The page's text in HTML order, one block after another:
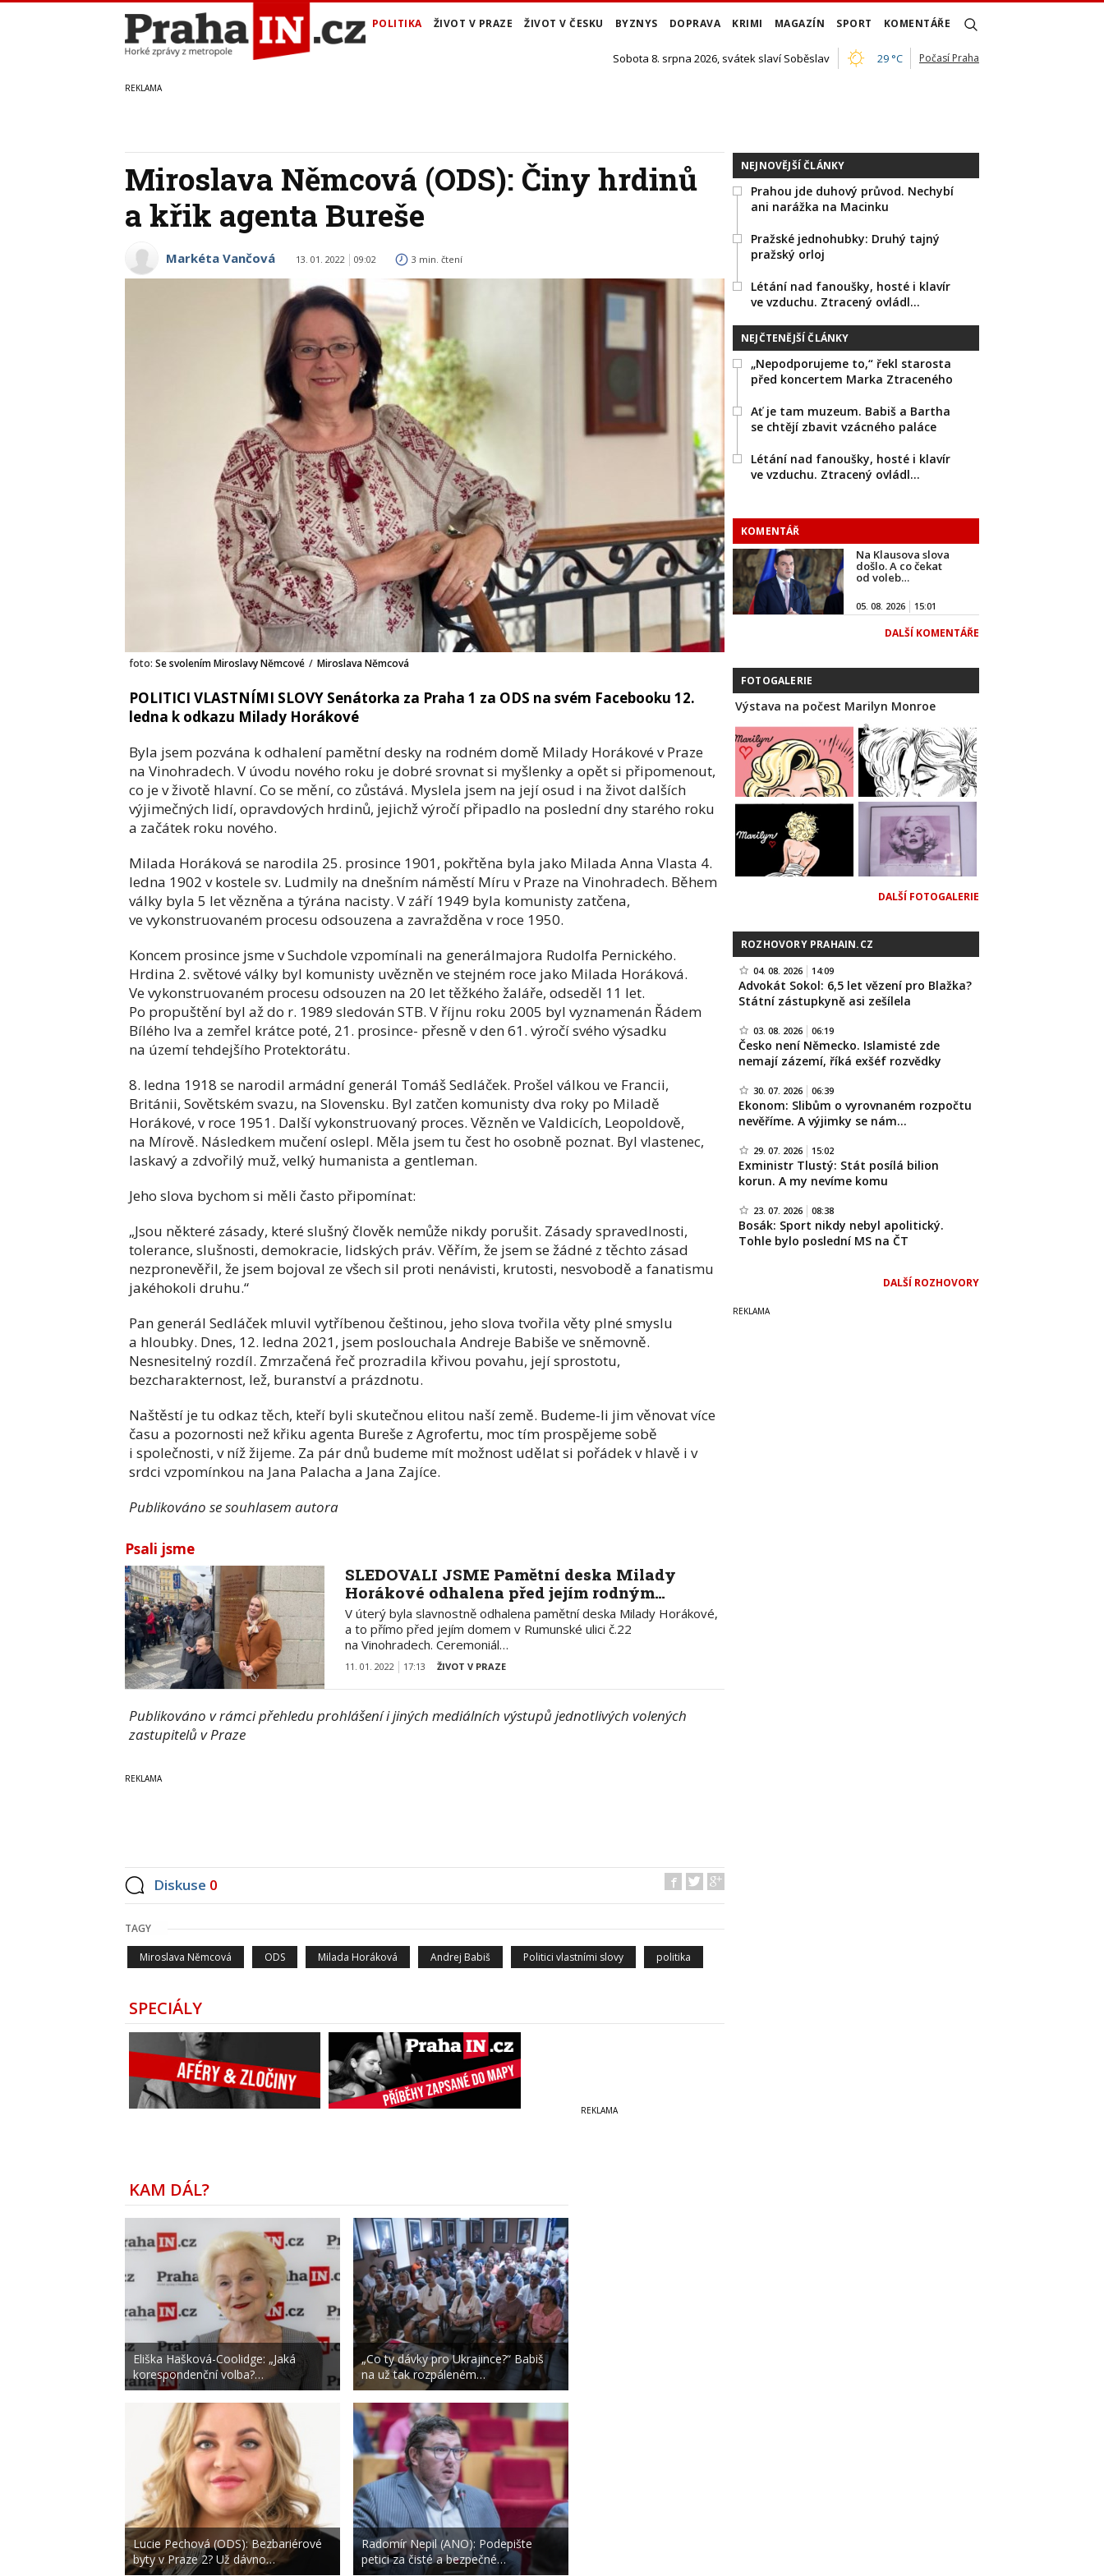
POLITIKA ŽIVOT V PRAZE ŽIVOT V ČESKU BYZNYS DOPRAVA KRIMI MAGAZÍN SPORT KOMENTÁŘE
Sobota 8. srpna 2026, svátek slaví Soběslav 29 °C Počasí Praha
Miroslava Němcová (ODS): Činy hrdinů
a křik agenta Bureše
Markéta Vančová 13. 01. 2022 09:02 3 min. čtení
foto: Se svolením Miroslavy Němcové / Miroslava Němcová
POLITICI VLASTNÍMI SLOVY Senátorka za Praha 1 za ODS na svém Facebooku 12.
ledna k odkazu Milady Horákové
Byla jsem pozvána k odhalení pamětní desky na rodném domě Milady Horákové v Praze
na Vinohradech. V úvodu nového roku je dobré srovnat si myšlenky a opět si připomenout,
co je v životě hlavní. Co se mění, co zůstává. Myslela jsem na její osud i na život dalších
výjimečných lidí, opravdových hrdinů, jejichž výročí připadlo na poslední dny starého roku
a začátek roku nového.
Milada Horáková se narodila 25. prosince 1901, pokřtěna byla jako Milada Anna Vlasta 4.
ledna 1902 v kostele sv. Ludmily na dnešním náměstí Míru v Praze na Vinohradech. Během
války byla 5 let vězněna a týrána nacisty. V září 1949 byla komunisty zatčena,
ve vykonstruovaném procesu odsouzena a zavražděna v roce 1950.
Koncem prosince jsme v Suchdole vzpomínali na generálmajora Rudolfa Pernického.
Hrdina 2. světové války byl komunisty uvězněn ve stejném roce jako Milada Horáková.
Ve vykonstruovaném procesu odsouzen na 20 let těžkého žaláře, odseděl 11 let.
Po propuštění byl až do r. 1989 sledován STB. V říjnu roku 2005 byl vyznamenán Řádem
Bílého lva a zemřel krátce poté, 21. prosince- přesně v den 61. výročí svého výsadku
na území tehdejšího Protektorátu.
8. ledna 1918 se narodil armádní generál Tomáš Sedláček. Prošel válkou ve Francii,
Británii, Sovětském svazu, na Slovensku. Byl zatčen komunisty dva roky po Miladě
Horákové, v roce 1951. Další vykonstruovaný proces. Vězněn ve Valdicích, Leopoldově,
na Mírově. Následkem mučení oslepl. Měla jsem tu čest ho osobně poznat. Byl vlastenec,
laskavý a zdvořilý muž, velký humanista a gentleman.
Jeho slova bychom si měli často připomínat:
„Jsou některé zásady, které slušný člověk nemůže nikdy porušit. Zásady spravedlnosti,
tolerance, slušnosti, demokracie, lidských práv. Věřím, že jsem se žádné z těchto zásad
nezpronevěřil, že jsem bojoval ze všech sil proti nenávisti, krutosti, nesvobodě a fanatismu
jakéhokoli druhu.“
Pan generál Sedláček mluvil vytříbenou češtinou, jeho slova tvořila věty plné smyslu
a hloubky. Dnes, 12. ledna 2021, jsem poslouchala Andreje Babiše ve sněmovně.
Nesnesitelný rozdíl. Zmrzačená řeč prozradila křivou povahu, její sprostotu,
bezcharakternost, lež, buranství a prázdnotu.
Naštěstí je tu odkaz těch, kteří byli skutečnou elitou naší země. Budeme-li jim věnovat více
času a pozornosti než křiku agenta Bureše z Agrofertu, moc tím prospějeme sobě
i společnosti, v níž žijeme. Za pár dnů budeme mít možnost udělat si pořádek v hlavě i v
srdci vzpomínkou na Jana Palacha a Jana Zajíce.
Publikováno se souhlasem autora
Psali jsme
SLEDOVALI JSME Pamětní deska Milady
Horákové odhalena před jejím rodným…
V úterý byla slavnostně odhalena pamětní deska Milady Horákové,
a to přímo před jejím domem v Rumunské ulici č.22
na Vinohradech. Ceremoniál…
11. 01. 2022 17:13 ŽIVOT V PRAZE
Publikováno v rámci přehledu prohlášení i jiných mediálních výstupů jednotlivých volených
zastupitelů v Praze
Diskuse 0
TAGY
Miroslava Němcová ODS Milada Horáková Andrej Babiš Politici vlastními slovy politika
SPECIÁLY
NEJNOVĚJŠÍ ČLÁNKY
Prahou jde duhový průvod. Nechybí
ani narážka na Macinku
Pražské jednohubky: Druhý tajný
pražský orloj
Létání nad fanoušky, hosté i klavír
ve vzduchu. Ztracený ovládl…
NEJČTENĚJŠÍ ČLÁNKY
„Nepodporujeme to,“ řekl starosta
před koncertem Marka Ztraceného
Ať je tam muzeum. Babiš a Bartha
se chtějí zbavit vzácného paláce
Létání nad fanoušky, hosté i klavír
ve vzduchu. Ztracený ovládl…
KOMENTÁŘ
Na Klausova slova
došlo. A co čekat
od voleb…
05. 08. 2026 15:01
DALŠÍ KOMENTÁŘE
FOTOGALERIE
Výstava na počest Marilyn Monroe
DALŠÍ FOTOGALERIE
ROZHOVORY PRAHAIN.CZ
04. 08. 2026 14:09
Advokát Sokol: 6,5 let vězení pro Blažka?
Státní zástupkyně asi zešílela
03. 08. 2026 06:19
Česko není Německo. Islamisté zde
nemají zázemí, říká exšéf rozvědky
30. 07. 2026 06:39
Ekonom: Slibům o vyrovnaném rozpočtu
nevěříme. A výjimky se nám…
29. 07. 2026 15:02
Exministr Tlustý: Stát posílá bilion
korun. A my nevíme komu
23. 07. 2026 08:38
Bosák: Sport nikdy nebyl apolitický.
Tohle bylo poslední MS na ČT
DALŠÍ ROZHOVORY
KAM DÁL?
Eliška Hašková-Coolidge: „Jaká
korespondenční volba?…
Lucie Pechová (ODS): Bezbariérové
byty v Praze 2? Už dávno…
„Co ty dávky pro Ukrajince?“ Babiš
na už tak rozpáleném…
Radomír Nepil (ANO): Podepište
petici za čisté a bezpečné…